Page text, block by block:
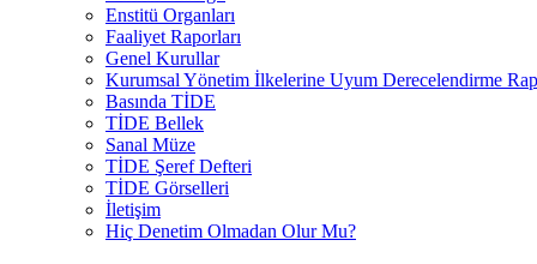
Enstitü Organları
Faaliyet Raporları
Genel Kurullar
Kurumsal Yönetim İlkelerine Uyum Derecelendirme
Basında TİDE
TİDE Bellek
Sanal Müze
TİDE Şeref Defteri
TİDE Görselleri
İletişim
Hiç Denetim Olmadan Olur Mu?